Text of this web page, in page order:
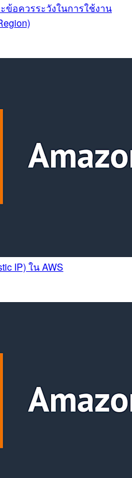
ข้อควรระวังในการใช้งาน
IP) ใน AWS